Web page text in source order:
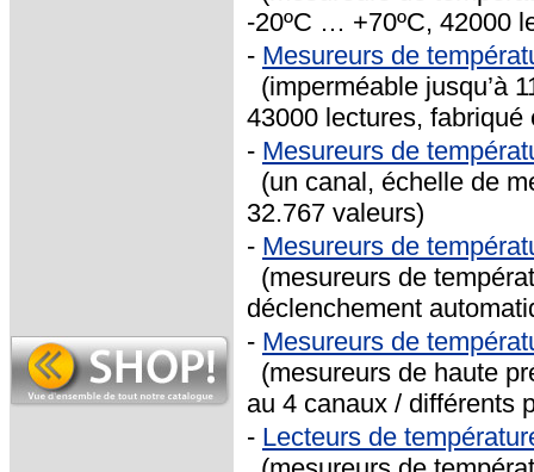
-20ºC … +70ºC, 42000
- Mesureurs de
(imperméable jusqu’à
43000 lectures, fabriqué
- Mesureurs de
(un canal, échelle de
32.767 valeurs)
- Mesureurs de
(mesureurs de
déclenchement
- Mesureurs de
(mesureurs de haute
au 4 canaux / différents
- Lecteurs de